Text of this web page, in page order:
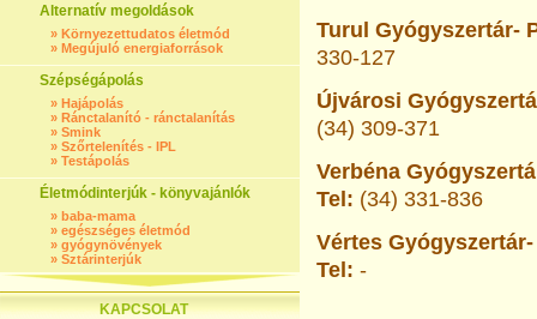
Alternatív megoldások
» Környezettudatos életmód
» Megújuló energiaforrások
Szépségápolás
» Hajápolás
» Ránctalanító - ránctalanítás
» Smink
» Szőrtelenítés - IPL
» Testápolás
Életmódinterjúk - könyvajánlók
» baba-mama
» egészséges életmód
» gyógynövények
» Sztárinterjúk
KAPCSOLAT
Turul Gyógyszertár-
330-127
Újvárosi
(34) 309-371
Verbéna
Tel: (34) 331-836
Vértes
Tel: -